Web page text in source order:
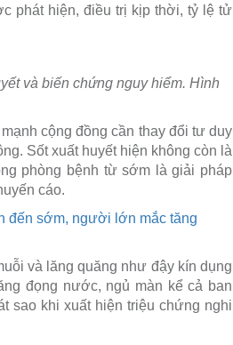
phát hiện, điều trị kịp thời, tỷ lệ tử
và biến chứng nguy hiểm. Hình
cộng đồng cần thay đổi tư duy
Sốt xuất huyết hiện không còn là
phòng bệnh từ sớm là giải pháp
cáo.
đến sớm, người lớn mắc tăng
và lăng quăng như đậy kín dụng
đọng nước, ngủ màn kể cả ban
sao khi xuất hiện triệu chứng nghi